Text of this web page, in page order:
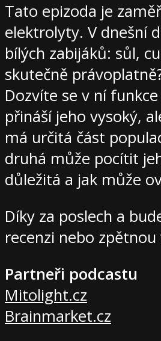
Tato epizoda je
elektrolyty. V dnešní
bílých zabijáků: sůl,
skutečně
Dozvíte se v ní
přináší jeho vysoký,
má určitá část
druhá může pocítit
důležitá a jak může
Díky za poslech a
recenzi nebo zpětnou
Partneři podcastu
Mitolight.cz
Brainmarket.cz